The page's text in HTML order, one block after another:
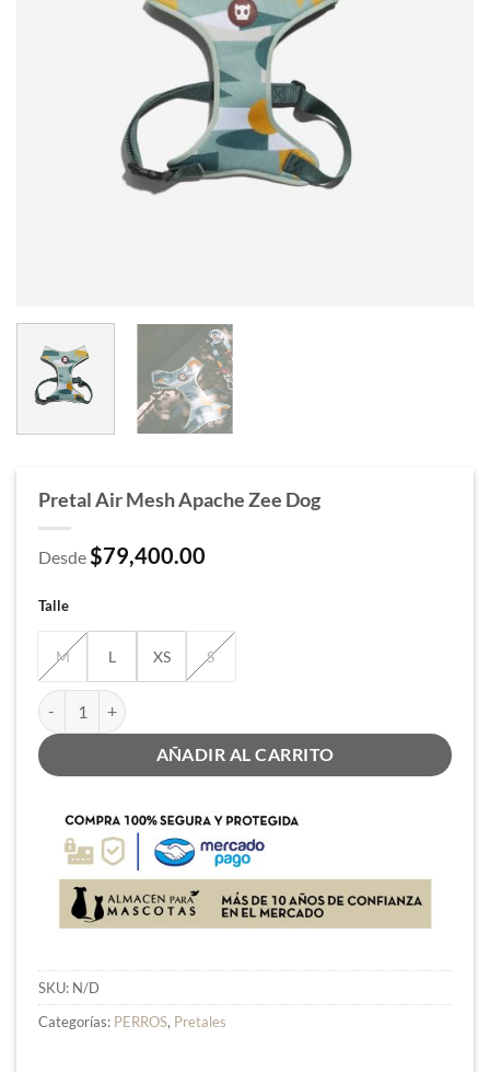
Pretal Air Mesh Apache Zee Dog
Desde $79,400.00
Talle
M L XS S
Pretal Air Mesh Apache Zee Dog cantidad
AÑADIR AL CARRITO
SKU: N/D
Categorías: PERROS, Pretales